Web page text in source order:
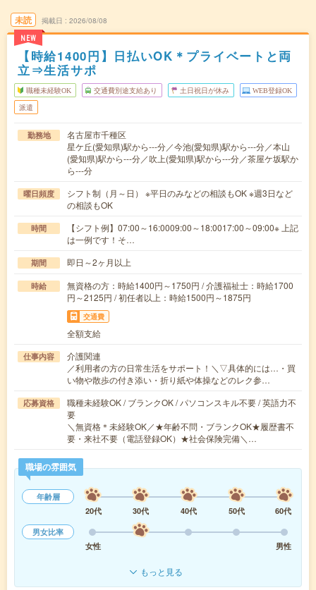
未読
NEW
掲載日 2026/08/08
【時給1400円】日払いOK＊プライベートと両
立⇒生活サポ
職種未経験OK 交通費別途支給あり 土日祝日が休み WEB登録OK
派遣
勤務地
名古屋市千種区
星ケ丘(愛知県)駅から---分／今池(愛知県)駅から---分／本山
(愛知県)駅から---分／吹上(愛知県)駅から---分／茶屋ケ坂駅か
ら---分
曜日頻度
シフト制（月～日） ※平日のみなどの相談もOK ※週3日など
の相談もOK
時間
【シフト例】07:00～16:0009:00～18:0017:00～09:00※ 上記
は一例です！そ…
期間 即日～2ヶ月以上
時給
無資格の方：時給1400円～1750円 / 介護福祉士：時給1700
円～2125円 / 初任者以上：時給1500円～1875円
交通費
全額支給
仕事内容
介護関連
／利用者の方の日常生活をサポート！＼▽具体的には…・買
い物や散歩の付き添い・折り紙や体操などのレク参…
応募資格
職種未経験OK / ブランクOK / パソコンスキル不要 / 英語力不
要
＼無資格＊未経験OK／★年齢不問・ブランクOK★履歴書不
要・来社不要（電話登録OK）★社会保険完備＼…
職場の雰囲気
年齢層
20代
30代 40代 50代
60代
男女比率
女性
男性
もっと見る